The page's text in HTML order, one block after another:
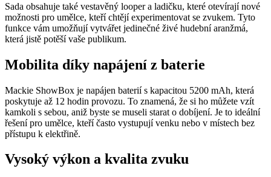
Sada obsahuje také vestavěný looper a ladičku, které otevírají nové
možnosti pro umělce, kteří chtějí experimentovat se zvukem. Tyto
funkce vám umožňují vytvářet jedinečné živé hudební aranžmá,
která jistě potěší vaše publikum.
Mobilita díky napájení z baterie
Mackie ShowBox je napájen baterií s kapacitou 5200 mAh, která
poskytuje až 12 hodin provozu. To znamená, že si ho můžete vzít
kamkoli s sebou, aniž byste se museli starat o dobíjení. Je to ideální
řešení pro umělce, kteří často vystupují venku nebo v místech bez
přístupu k elektřině.
Vysoký výkon a kvalita zvuku